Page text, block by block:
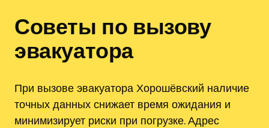
Советы по вызову
эвакуатора
При вызове эвакуатора Хорошёвский наличие
точных данных снижает время ожидания и
минимизирует риски при погрузке. Адрес